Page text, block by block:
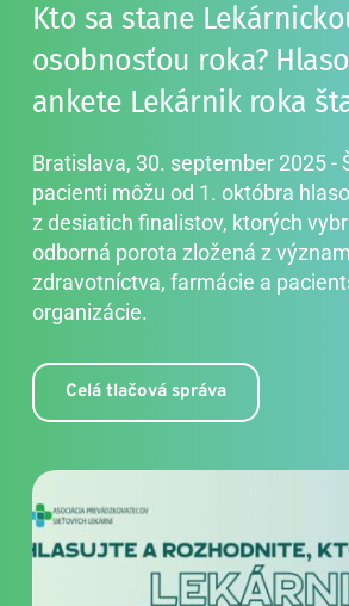
Kto sa stane
osobnosťou roka?
ankete Lekárnik roka
Bratislava, 30. september 2025 -
pacienti môžu od 1. októbra
z desiatich finalistov, ktorých
odborná porota zložená z
zdravotníctva, farmácie a
organizácie.
Celá tlačová správa